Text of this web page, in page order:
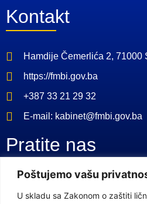
Poštujemo vašu
U skladu sa Zakonom o zaštiti
Kontakt
Hamdije Čemerlića 2, 71000
https://fmbi.gov.ba
+387 33 21 29 32
E-mail: kabinet@fmbi.gov.ba
Pratite nas